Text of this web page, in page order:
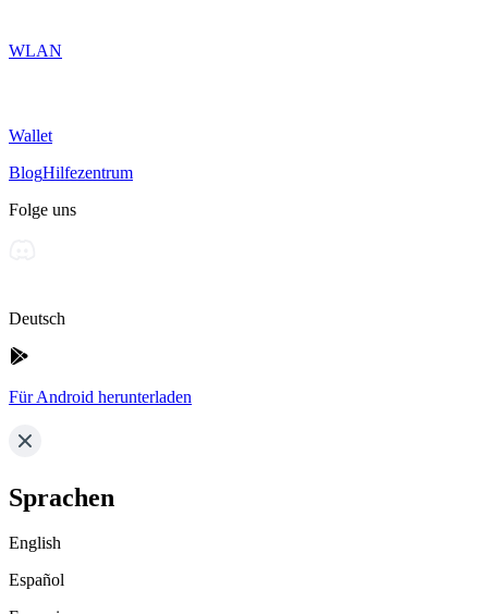
WLAN
Wallet
BlogHilfezentrum
Folge uns
Deutsch
Für Android herunterladen
Sprachen
English
Español